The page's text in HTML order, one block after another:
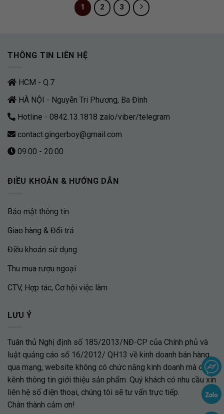
1 2 3
THÔNG TIN LIÊN HỆ
HCM - Q.7
HÀ NỘI - Nguyễn Tri Phương, Ba Đình
Hotline - 0842.13.1818 zalo/viber/telegram
contact.gingerboy@gmail.com
09:00 - 20:00
ĐIỀU KHOẢN & HƯỚNG DẪN
Bảo mật thông tin
Giao hàng & Đổi trả
Điều khoản sử dụng
Thu mua rượu ngoại
CTV, Hợp tác, Cơ hội việc làm
LƯU Ý
Tuân thủ Nghị định số 185/2013/NĐ-CP của Chính phủ và
luật quảng cáo số 16/2012/ QH13 về kinh doanh bán hàng
qua mạng, website không có chức năng kinh doanh mà chỉ là
kênh thông tin giới thiệu sản phẩm. Quý khách có nhu cầu xin
liên hệ số điện thoại, chúng tôi sẽ tư vấn trực tiếp.
Chân thành cảm ơn!